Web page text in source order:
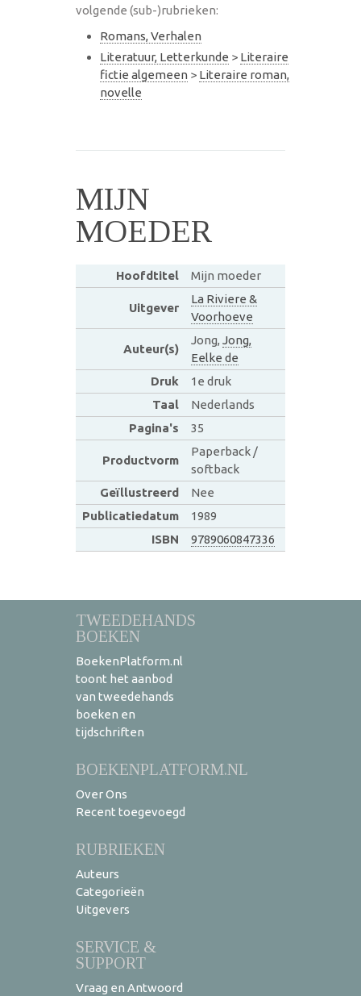
volgende (sub-)rubrieken:
Romans, Verhalen
Literatuur, Letterkunde > Literaire
fictie algemeen > Literaire roman,
novelle
MIJN
MOEDER
Hoofdtitel Mijn moeder
Uitgever
La Riviere &
Voorhoeve
Auteur(s)
Jong, Jong,
Eelke de
Druk
1e druk
Taal
Nederlands
Pagina's
35
Productvorm
Paperback /
softback
Geïllustreerd
Nee
Publicatiedatum
1989
ISBN
9789060847336
TWEEDEHANDS
BOEKEN
BoekenPlatform.nl
toont het aanbod
van tweedehands
boeken en
tijdschriften
BOEKENPLATFORM.NL
Over Ons
Recent toegevoegd
RUBRIEKEN
Auteurs
Categorieën
Uitgevers
SERVICE &
SUPPORT
Vraag en Antwoord